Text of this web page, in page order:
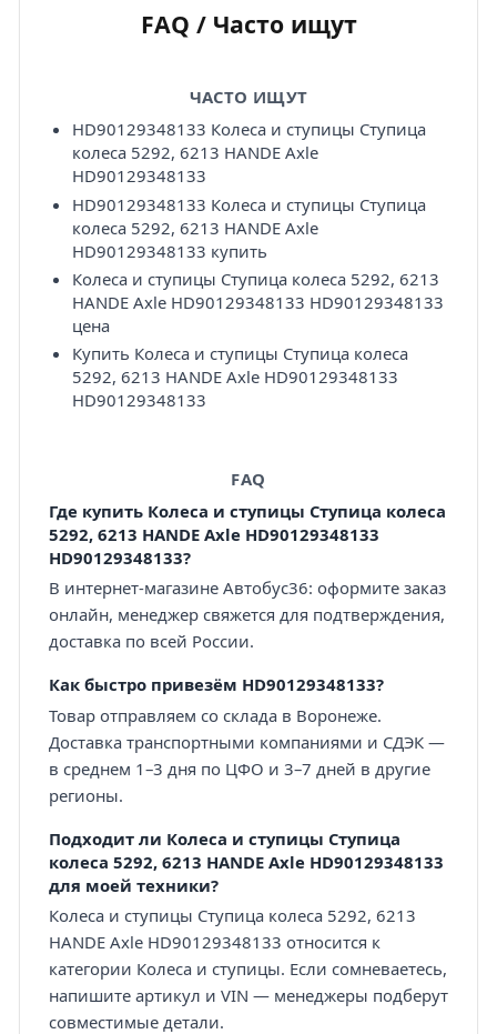
FAQ / Часто ищут
ЧАСТО ИЩУТ
HD90129348133 Колеса и ступицы Ступица
колеса 5292, 6213 HANDE Axle
HD90129348133
HD90129348133 Колеса и ступицы Ступица
колеса 5292, 6213 HANDE Axle
HD90129348133 купить
Колеса и ступицы Ступица колеса 5292, 6213
HANDE Axle HD90129348133 HD90129348133
цена
Купить Колеса и ступицы Ступица колеса
5292, 6213 HANDE Axle HD90129348133
HD90129348133
FAQ
Где купить Колеса и ступицы Ступица колеса
5292, 6213 HANDE Axle HD90129348133
HD90129348133?
В интернет-магазине Автобус36: оформите заказ
онлайн, менеджер свяжется для подтверждения,
доставка по всей России.
Как быстро привезём HD90129348133?
Товар отправляем со склада в Воронеже.
Доставка транспортными компаниями и СДЭК —
в среднем 1–3 дня по ЦФО и 3–7 дней в другие
регионы.
Подходит ли Колеса и ступицы Ступица
колеса 5292, 6213 HANDE Axle HD90129348133
для моей техники?
Колеса и ступицы Ступица колеса 5292, 6213
HANDE Axle HD90129348133 относится к
категории Колеса и ступицы. Если сомневаетесь,
напишите артикул и VIN — менеджеры подберут
совместимые детали.